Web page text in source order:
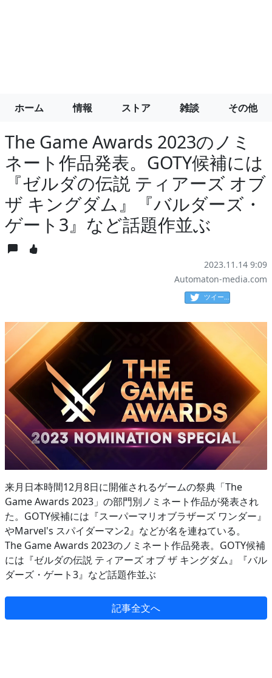
ホーム 情報 ストア 雑談 その他
The Game Awards 2023のノミ
ネート作品発表。GOTY候補には
『ゼルダの伝説 ティアーズ オブ
ザ キングダム』『バルダーズ・
ゲート3』など話題作並ぶ
2023.11.14 9:09
Automaton-media.com
ツイート
来月日本時間12月8日に開催されるゲームの祭典「The
Game Awards 2023」の部門別ノミネート作品が発表され
た。GOTY候補には『スーパーマリオブラザーズ ワンダー』
やMarvel's スパイダーマン2』などが名を連ねている。
The Game Awards 2023のノミネート作品発表。GOTY候補
には『ゼルダの伝説 ティアーズ オブ ザ キングダム』『バル
ダーズ・ゲート3』など話題作並ぶ
記事全文へ